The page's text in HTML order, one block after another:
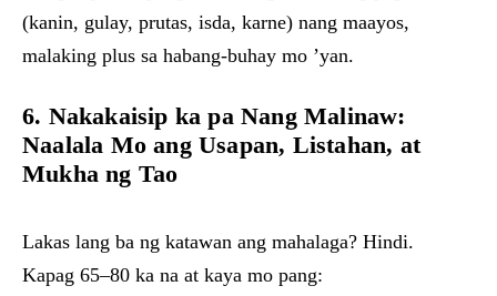
(kanin, gulay, prutas, isda, karne) nang maayos,
malaking plus sa habang-buhay mo ’yan.
6. Nakakaisip ka pa Nang Malinaw:
Naalala Mo ang Usapan, Listahan, at
Mukha ng Tao
Lakas lang ba ng katawan ang mahalaga? Hindi.
Kapag 65–80 ka na at kaya mo pang: